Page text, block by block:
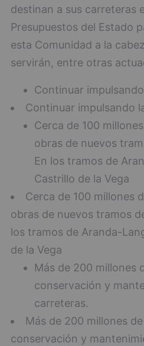
destinan a sus carreteras
Presupuestos del Estado
esta Comunidad a la
servirán, entre otras
Continuar
Continuar impulsando
Cerca de 100
obras de nuevos
En los tramos de
Castrillo de la Vega
Cerca de 100 millones
obras de nuevos tramos
los tramos de Aranda-
de la Vega
Más de 200 millones
conservación y
carreteras.
Más de 200 millones
conservación y